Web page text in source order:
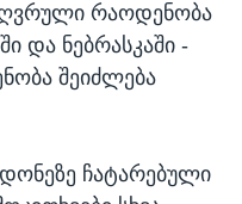
რაოდენობა
და ნებრასკაში -
შეიძლება
ჩატარებული